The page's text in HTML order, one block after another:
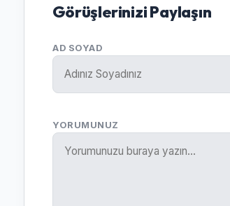
Görüşlerinizi Paylaşın
AD SOYAD
YORUMUNUZ